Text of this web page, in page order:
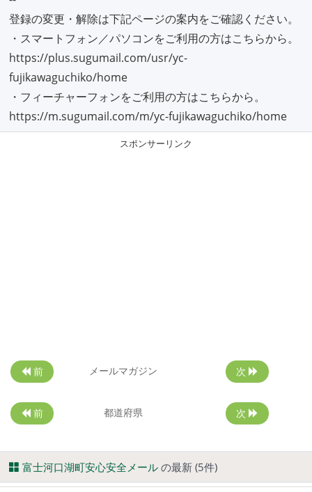
登録の変更・解除は下記ページの案内をご確認ください。
・スマートフォン／パソコンをご利用の方はこちらから。
https://plus.sugumail.com/usr/yc-
fujikawaguchiko/home
・フィーチャーフォンをご利用の方はこちらから。
https://m.sugumail.com/m/yc-fujikawaguchiko/home
スポンサーリンク
前 メールマガジン 次
前 都道府県 次
富士河口湖町安心安全メール の最新 (5件)